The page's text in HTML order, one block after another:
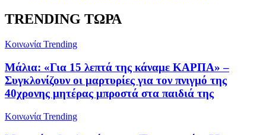
TRENDING ΤΩΡΑ
Κοινωνία Trending
Μάλια: «Για 15 λεπτά της κάναμε ΚΑΡΠΑ» –
Συγκλονίζουν οι μαρτυρίες για τον πνιγμό της
40χρονης μητέρας μπροστά στα παιδιά της
Κοινωνία Trending